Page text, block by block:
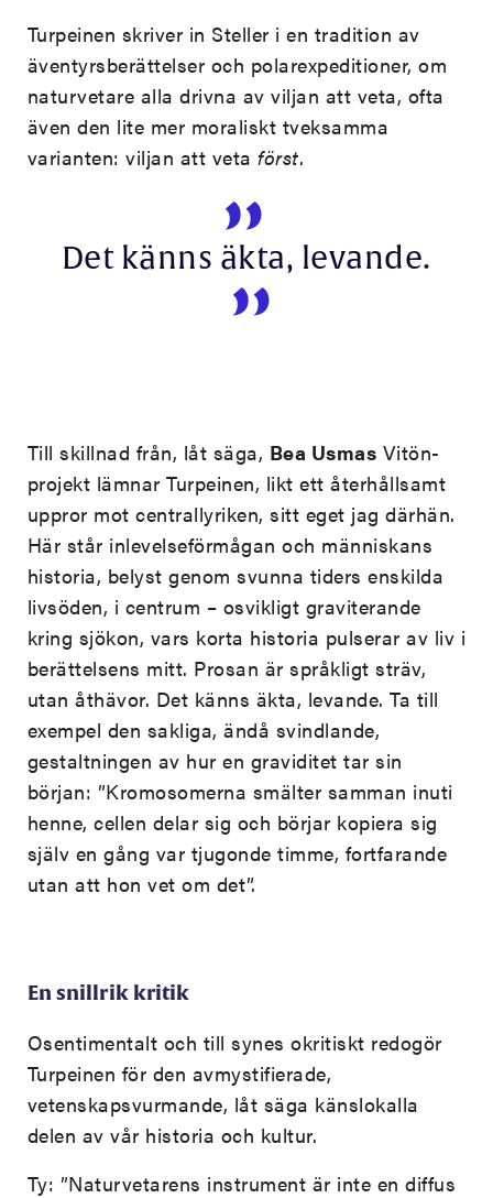
Turpeinen skriver in Steller i en tradition av
äventyrsberättelser och polarexpeditioner, om
naturvetare alla drivna av viljan att veta, ofta
även den lite mer moraliskt tveksamma
varianten: viljan att vetaförst.
Det känns äkta, levande.
Till skillnad från, låt säga, Bea Usmas Vitön-
projekt lämnar Turpeinen, likt ett återhållsamt
uppror mot centrallyriken, sitt eget jag därhän.
Här står inlevelseförmågan och människans
historia, belyst genom svunna tiders enskilda
livsöden, i centrum – osvikligt graviterande
kring sjökon, vars korta historia pulserar av liv i
berättelsens mitt. Prosan är språkligt sträv,
utan åthävor. Det känns äkta, levande. Ta till
exempel den sakliga, ändå svindlande,
gestaltningen av hur en graviditet tar sin
början: ”Kromosomerna smälter samman inuti
henne, cellen delar sig och börjar kopiera sig
själv en gång var tjugonde timme, fortfarande
utan att hon vet om det”.
En snillrik kritik
Osentimentalt och till synes okritiskt redogör
Turpeinen för den avmystifierade,
vetenskapsvurmande, låt säga känslokalla
delen av vår historia och kultur.
Ty: ”Naturvetarens instrument är inte en diffus